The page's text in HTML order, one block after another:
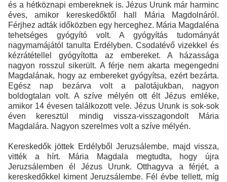
és a hétköznapi embereknek is. Jézus Urunk már harminc
éves, amikor kereskedőktől hall Mária Magdolnáról.
Férjhez adták időközben egy herceghez. Mária Magdaléna
tehetséges gyógyító volt. A gyógyítás tudományát
nagymamájától tanulta Erdélyben. Csodatévő vizekkel és
kézrátétellel gyógyította az embereket. A házassága
nagyon rosszul sikerült. A férje nem akarta megengedni
Magdalának, hogy az embereket gyógyítsa, ezért bezárta.
Egész nap bezárva volt a palotájukban, nagyon
boldogtalan volt. A szíve mélyén ott élt Jézus emléke,
amikor 14 évesen találkozott vele. Jézus Urunk is sok-sok
éven keresztül mindig vissza-visszagondolt Mária
Magdalára. Nagyon szerelmes volt a szíve mélyén.
Kereskedők jöttek Erdélyből Jeruzsálembe, majd vissza,
vitték a hírt. Mária Magdala megtudta, hogy újra
Jeruzsálemben él Jézus Urunk. Otthagyva a férjét, a
kereskedőkkel kiment Jeruzsálembe. Fél évbe tellett, míg